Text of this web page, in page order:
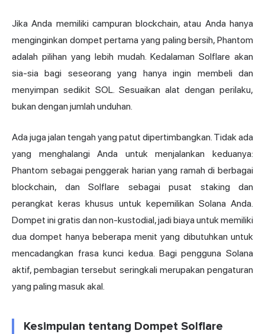
Jika Anda memiliki campuran blockchain, atau Anda hanya
menginginkan dompet pertama yang paling bersih, Phantom
adalah pilihan yang lebih mudah. Kedalaman Solflare akan
sia-sia bagi seseorang yang hanya ingin membeli dan
menyimpan sedikit SOL. Sesuaikan alat dengan perilaku,
bukan dengan jumlah unduhan.
Ada juga jalan tengah yang patut dipertimbangkan. Tidak ada
yang menghalangi Anda untuk menjalankan keduanya:
Phantom sebagai penggerak harian yang ramah di berbagai
blockchain, dan Solflare sebagai pusat staking dan
perangkat keras khusus untuk kepemilikan Solana Anda.
Dompet ini gratis dan non-kustodial, jadi biaya untuk memiliki
dua dompet hanya beberapa menit yang dibutuhkan untuk
mencadangkan frasa kunci kedua. Bagi pengguna Solana
aktif, pembagian tersebut seringkali merupakan pengaturan
yang paling masuk akal.
Kesimpulan tentang Dompet Solflare